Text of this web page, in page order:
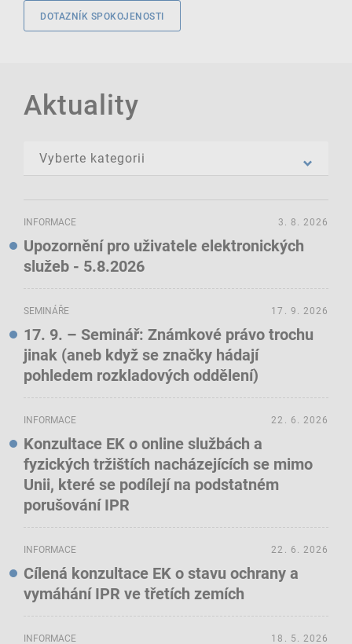
DOTAZNÍK SPOKOJENOSTI
Aktuality
INFORMACE
Upozornění pro uživatele elektronických
služeb - 5.8.2026
3. 8. 2026
SEMINÁŘE
17. 9. – Seminář: Známkové právo trochu
jinak (aneb když se značky hádají
pohledem rozkladových oddělení)
17. 9. 2026
INFORMACE
Konzultace EK o online službách a
fyzických tržištích nacházejících se mimo
Unii, které se podílejí na podstatném
porušování IPR
22. 6. 2026
INFORMACE
Cílená konzultace EK o stavu ochrany a
vymáhání IPR ve třetích zemích
22. 6. 2026
INFORMACE 18. 5. 2026